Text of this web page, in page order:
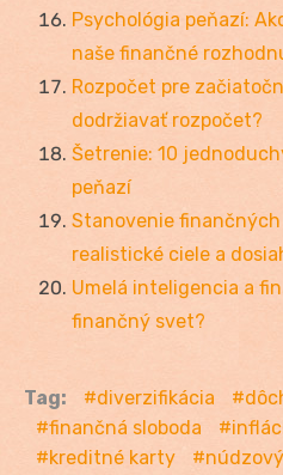
Psychológia peňazí:
naše finančné
Rozpočet pre
dodržiavať rozpočet?
Šetrenie: 10
peňazí
Stanovenie
realistické ciele a
Umelá inteligencia a
finančný svet?
Tag: diverzifikácia
finančná sloboda
kreditné karty